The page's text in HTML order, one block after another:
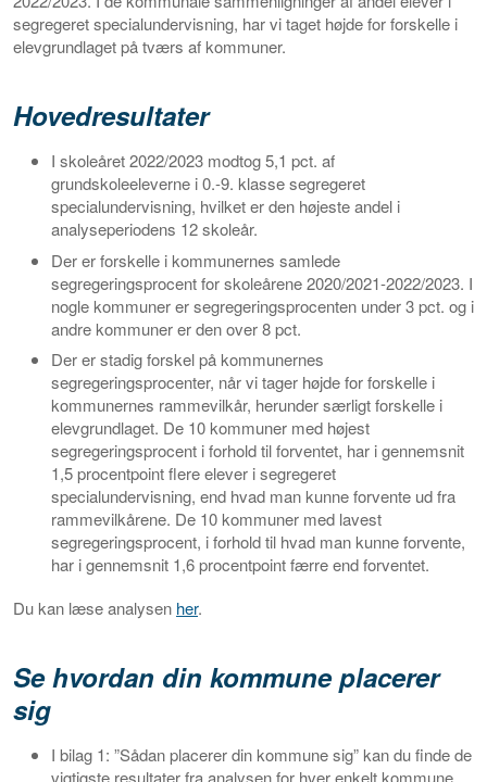
segregeret specialundervisning, har vi taget højde for forskelle i
elevgrundlaget på tværs af kommuner.
Hovedresultater
I skoleåret 2022/2023 modtog 5,1 pct. af
grundskoleeleverne i 0.-9. klasse segregeret
specialundervisning, hvilket er den højeste andel i
analyseperiodens 12 skoleår.
Der er forskelle i kommunernes samlede
segregeringsprocent for skoleårene 2020/2021-2022/2023. I
nogle kommuner er segregeringsprocenten under 3 pct. og i
andre kommuner er den over 8 pct.
Der er stadig forskel på kommunernes
segregeringsprocenter, når vi tager højde for forskelle i
kommunernes rammevilkår, herunder særligt forskelle i
elevgrundlaget. De 10 kommuner med højest
segregeringsprocent i forhold til forventet, har i gennemsnit
1,5 procentpoint flere elever i segregeret
specialundervisning, end hvad man kunne forvente ud fra
rammevilkårene. De 10 kommuner med lavest
segregeringsprocent, i forhold til hvad man kunne forvente,
har i gennemsnit 1,6 procentpoint færre end forventet.
Du kan læse analysen her.
Se hvordan din kommune placerer
sig
I bilag 1: ”Sådan placerer din kommune sig” kan du finde de
vigtigste resultater fra analysen for hver enkelt kommune.